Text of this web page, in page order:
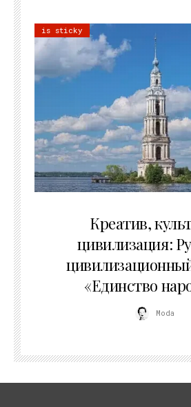
is sticky
Креатив,
цивилизация:
«Единство
Moda